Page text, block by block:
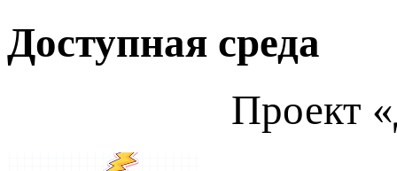
Доступная среда
Проект